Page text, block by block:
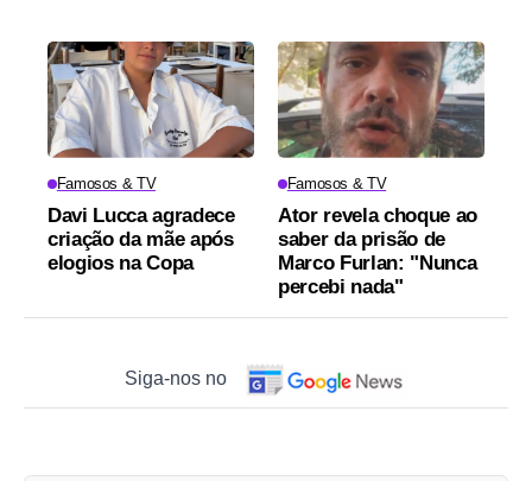
Famosos & TV
Davi Lucca agradece
criação da mãe após
elogios na Copa
Famosos & TV
Ator revela choque ao
saber da prisão de
Marco Furlan: "Nunca
percebi nada"
Siga-nos no